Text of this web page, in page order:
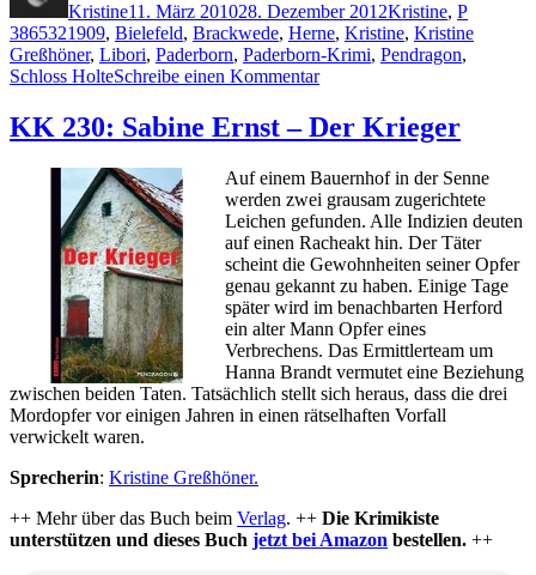
Kristine11. März 201028. Dezember 2012Kristine, P
3865321909, Bielefeld, Brackwede, Herne, Kristine, Kristine
Greßhöner, Libori, Paderborn, Paderborn-Krimi, Pendragon,
Schloss HolteSchreibe einen Kommentarzu
381:
Renée
–
Der
Mann
vom
Jahrmarkt
KK 230: Sabine Ernst – Der Krieger
Auf einem Bauernhof in der Senne
werden zwei grausam zugerichtete
Leichen gefunden. Alle Indizien deuten
auf einen Racheakt hin. Der Täter
scheint die Gewohnheiten seiner Opfer
genau gekannt zu haben. Einige Tage
später wird im benachbarten Herford
ein alter Mann Opfer eines
Verbrechens. Das Ermittlerteam um
Hanna Brandt vermutet eine Beziehung
zwischen beiden Taten. Tatsächlich stellt sich heraus, dass die drei
Mordopfer vor einigen Jahren in einen rätselhaften Vorfall
verwickelt waren.
Sprecherin: Kristine Greßhöner.
++ Mehr über das Buch beim Verlag. ++ Die Krimikiste
unterstützen und dieses Buch jetzt bei Amazon bestellen. ++